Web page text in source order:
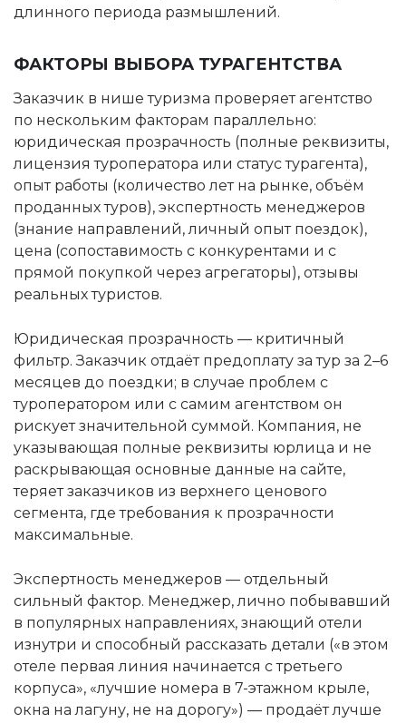
длинного периода размышлений.
ФАКТОРЫ ВЫБОРА ТУРАГЕНТСТВА
Заказчик в нише туризма проверяет агентство
по нескольким факторам параллельно:
юридическая прозрачность (полные реквизиты,
лицензия туроператора или статус турагента),
опыт работы (количество лет на рынке, объём
проданных туров), экспертность менеджеров
(знание направлений, личный опыт поездок),
цена (сопоставимость с конкурентами и с
прямой покупкой через агрегаторы), отзывы
реальных туристов.
Юридическая прозрачность — критичный
фильтр. Заказчик отдаёт предоплату за тур за 2–6
месяцев до поездки; в случае проблем с
туроператором или с самим агентством он
рискует значительной суммой. Компания, не
указывающая полные реквизиты юрлица и не
раскрывающая основные данные на сайте,
теряет заказчиков из верхнего ценового
сегмента, где требования к прозрачности
максимальные.
Экспертность менеджеров — отдельный
сильный фактор. Менеджер, лично побывавший
в популярных направлениях, знающий отели
изнутри и способный рассказать детали («в этом
отеле первая линия начинается с третьего
корпуса», «лучшие номера в 7-этажном крыле,
окна на лагуну, не на дорогу») — продаёт лучше